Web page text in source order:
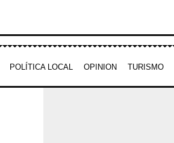
contenido
POLÍTICA LOCAL OPINION TURISMO